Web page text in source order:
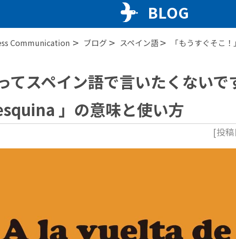
BLOG
Communication > ブログ > スペイン語> 「もうすぐそこ
てスペイン語で言いたくないで
」の意味と使い方
[投